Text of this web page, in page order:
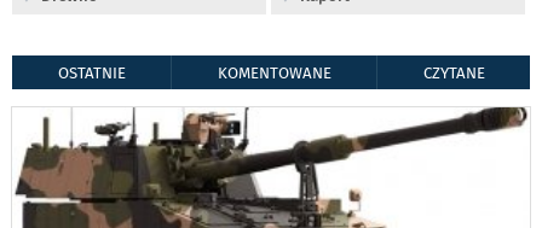
OSTATNIE KOMENTOWANE CZYTANE